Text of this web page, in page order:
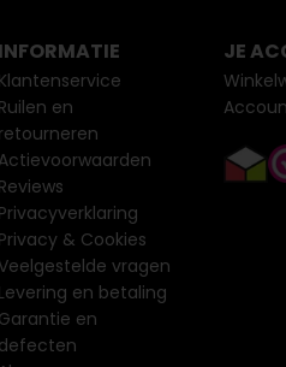
INFORMATIE
Klantenservice
Ruilen en
retourneren
Actievoorwaarden
Reviews
Privacyverklaring
Privacy & Cookies
vragen
Levering en betaling
Garantie en
defecten
JE